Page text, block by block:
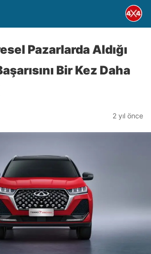
Pazarlarda Aldığı
Bir Kez Daha
2 yıl önce